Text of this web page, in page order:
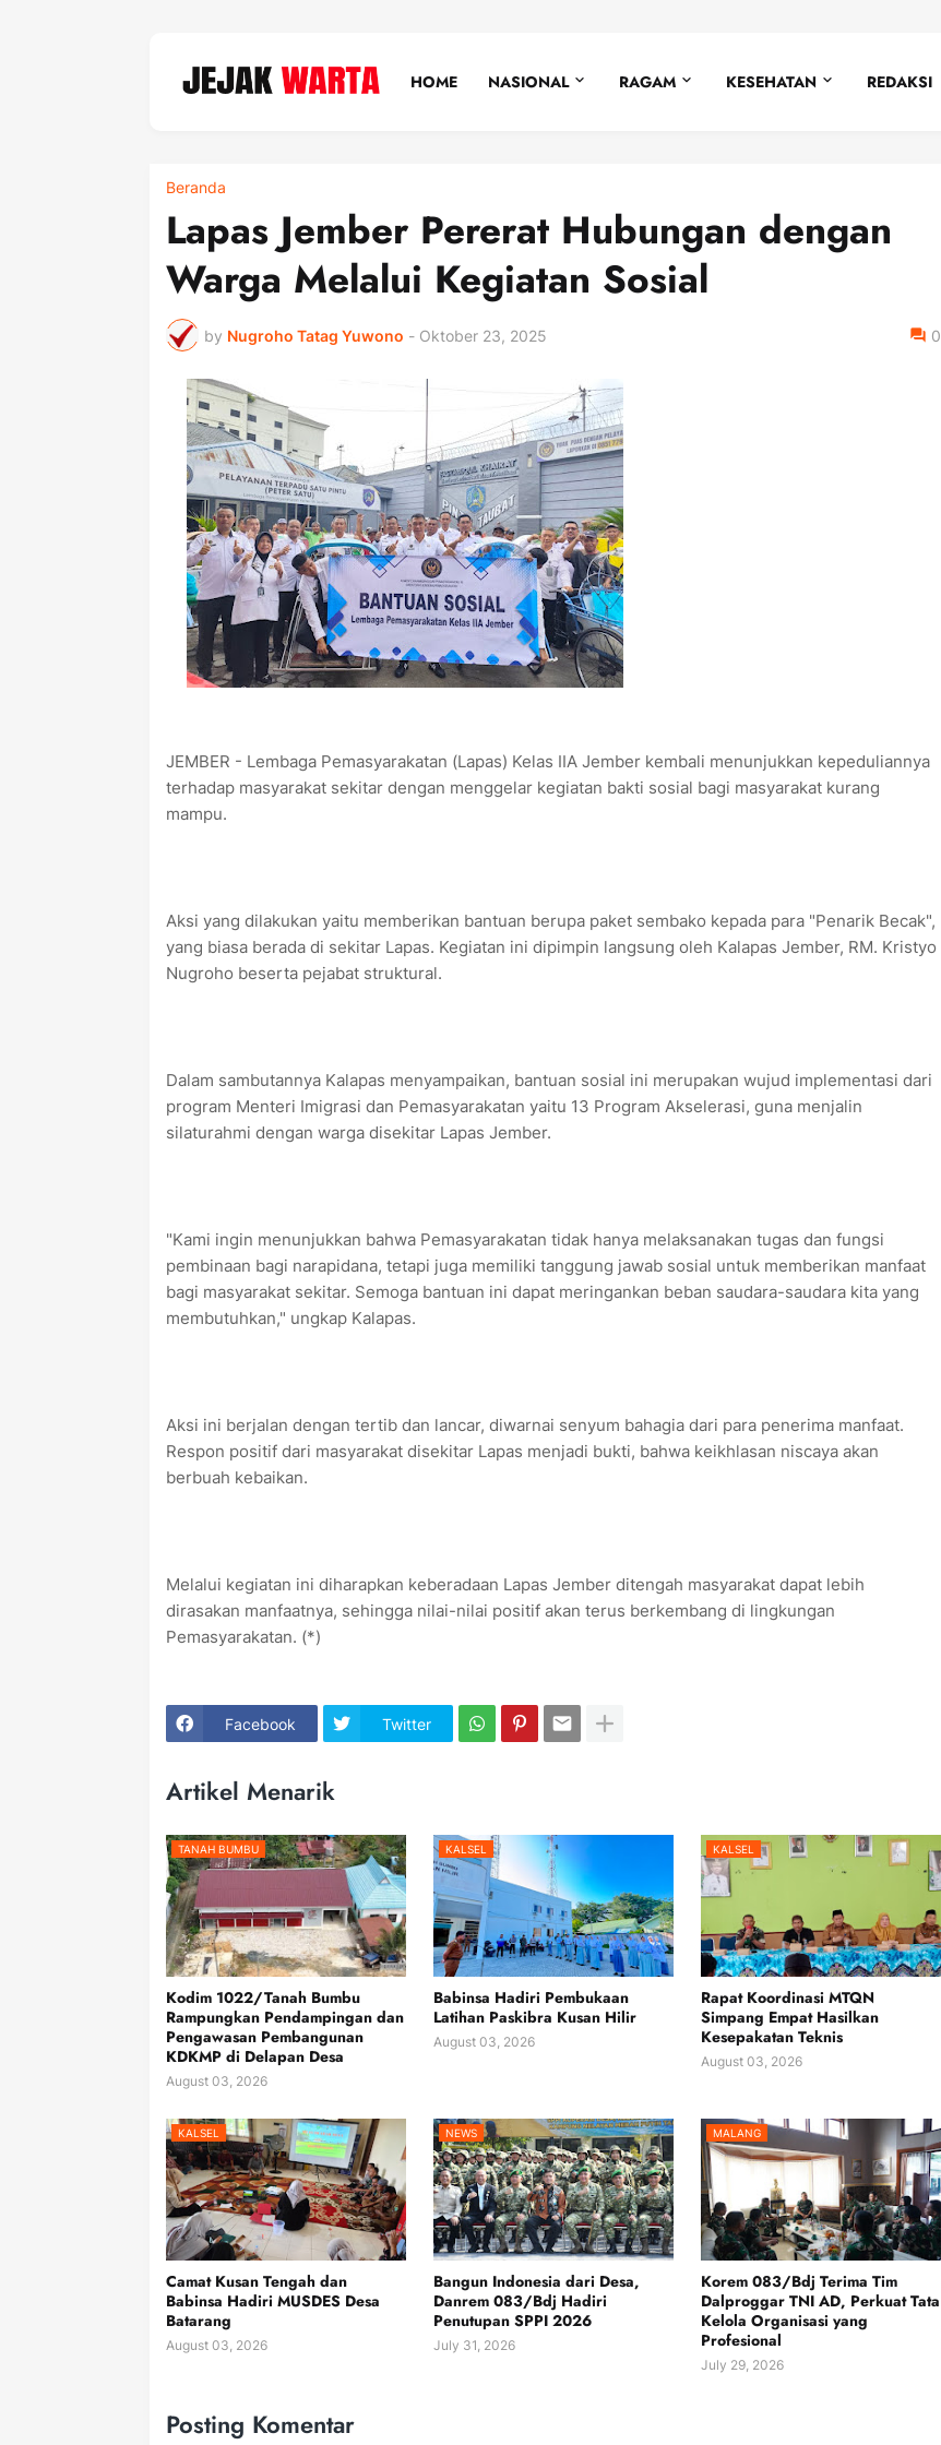
HOME NASIONAL RAGAM KESEHATAN REDAKSI
Beranda
Lapas Jember Pererat Hubungan dengan
Warga Melalui Kegiatan Sosial
by Nugroho Tatag Yuwono - Oktober 23, 2025 0
JEMBER - Lembaga Pemasyarakatan (Lapas) Kelas IIA Jember kembali menunjukkan kepeduliannya
terhadap masyarakat sekitar dengan menggelar kegiatan bakti sosial bagi masyarakat kurang
mampu.
Aksi yang dilakukan yaitu memberikan bantuan berupa paket sembako kepada para "Penarik Becak",
yang biasa berada di sekitar Lapas. Kegiatan ini dipimpin langsung oleh Kalapas Jember, RM. Kristyo
Nugroho beserta pejabat struktural.
Dalam sambutannya Kalapas menyampaikan, bantuan sosial ini merupakan wujud implementasi dari
program Menteri Imigrasi dan Pemasyarakatan yaitu 13 Program Akselerasi, guna menjalin
silaturahmi dengan warga disekitar Lapas Jember.
"Kami ingin menunjukkan bahwa Pemasyarakatan tidak hanya melaksanakan tugas dan fungsi
pembinaan bagi narapidana, tetapi juga memiliki tanggung jawab sosial untuk memberikan manfaat
bagi masyarakat sekitar. Semoga bantuan ini dapat meringankan beban saudara-saudara kita yang
membutuhkan," ungkap Kalapas.
Aksi ini berjalan dengan tertib dan lancar, diwarnai senyum bahagia dari para penerima manfaat.
Respon positif dari masyarakat disekitar Lapas menjadi bukti, bahwa keikhlasan niscaya akan
berbuah kebaikan.
Melalui kegiatan ini diharapkan keberadaan Lapas Jember ditengah masyarakat dapat lebih
dirasakan manfaatnya, sehingga nilai-nilai positif akan terus berkembang di lingkungan
Pemasyarakatan. (*)
Facebook Twitter
Artikel Menarik
TANAH BUMBU
Kodim 1022/Tanah Bumbu
Rampungkan Pendampingan dan
Pengawasan Pembangunan
KDKMP di Delapan Desa
August 03, 2026
KALSEL
Babinsa Hadiri Pembukaan
Latihan Paskibra Kusan Hilir
August 03, 2026
KALSEL
Rapat Koordinasi MTQN
Simpang Empat Hasilkan
Kesepakatan Teknis
August 03, 2026
KALSEL
Camat Kusan Tengah dan
Babinsa Hadiri MUSDES Desa
Batarang
August 03, 2026
NEWS
Bangun Indonesia dari Desa,
Danrem 083/Bdj Hadiri
Penutupan SPPI 2026
July 31, 2026
MALANG
Korem 083/Bdj Terima Tim
Dalproggar TNI AD, Perkuat Tata
Kelola Organisasi yang
Profesional
July 29, 2026
Posting Komentar